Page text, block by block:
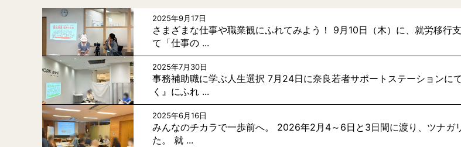
2025年9月17日
さまざまな仕事や職業観にふれてみよう！ 9月10日（木）に、就労移行
て「仕事の ...
2025年7月30日
事務補助職に学ぶ人生選択 7月24日に奈良若者サポートステーションに
く』にふれ ...
2025年6月16日
みんなのチカラで一歩前へ。 2026年2月4～6日と3日間に渡り、ツナガ
た。 就 ...